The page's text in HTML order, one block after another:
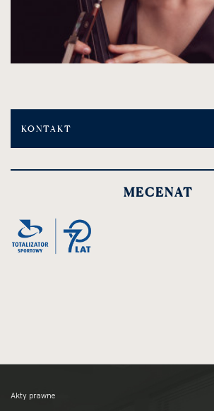
KONTAKT
MECENAT
Akty prawne